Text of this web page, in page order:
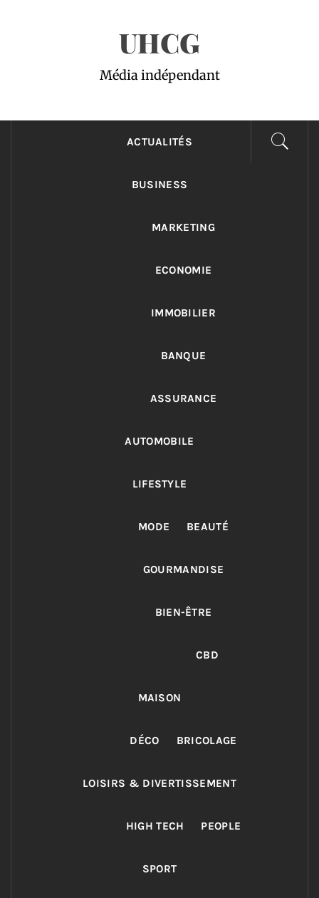
UHCG
Média indépendant
ACTUALITÉS
BUSINESS
MARKETING
ECONOMIE
IMMOBILIER
BANQUE
ASSURANCE
AUTOMOBILE
LIFESTYLE
MODE BEAUTÉ
GOURMANDISE
BIEN-ÊTRE
CBD
MAISON
DÉCO BRICOLAGE
LOISIRS & DIVERTISSEMENT
HIGH TECH PEOPLE
SPORT